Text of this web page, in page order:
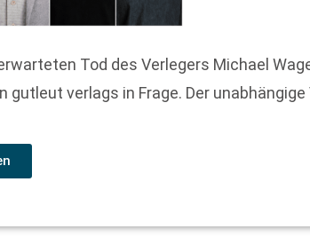
Tod des Verlegers Michael
gutleut verlags in Frage. Der